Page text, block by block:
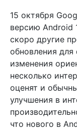
15 октября
версию Android
скоро другие
обновления для
изменения
несколько
оценят и
улучшения в
что нового в